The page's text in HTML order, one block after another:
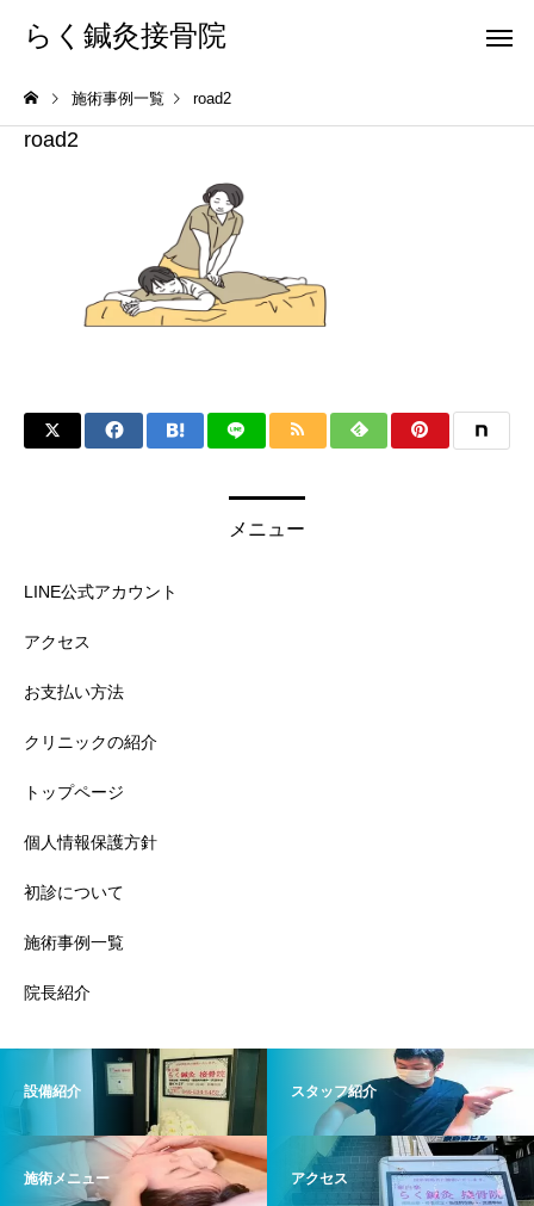
らく鍼灸接骨院
KB Finger
骨盤調整 小顔調整
施術事例一覧 road2
road2
メニュー
LINE公式アカウント
アクセス
お支払い方法
クリニックの紹介
トップページ
個人情報保護方針
初診について
施術事例一覧
院長紹介
設備紹介 スタッフ紹介
施術メニュー アクセス